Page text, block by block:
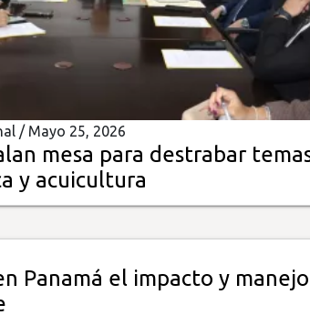
/ Mayo 25, 2026
mesa para destrabar
y acuicultura
Panamá el impacto y